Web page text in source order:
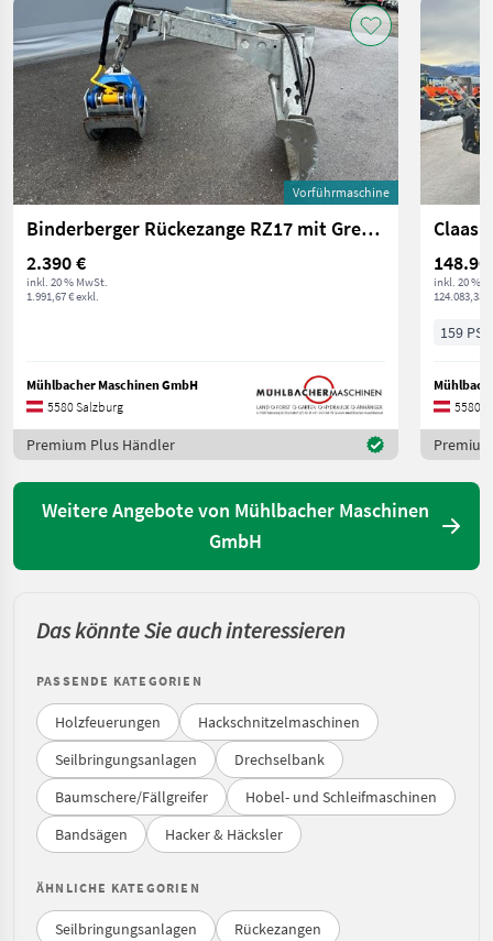
Vorführmaschine
Binderberger Rückezange RZ17 mit Greifer GZ15, Vorführer
2.390 €
inkl. 20 % MwSt.
1.991,67 € exkl.
Mühlbacher Maschinen GmbH
5580 Salzburg
Premium Plus Händler
inkl. 20 %
124.083,33
159
5580
Weitere Angebote von Mühlbacher Maschinen
GmbH
Das könnte Sie auch interessieren
PASSENDE KATEGORIEN
Holzfeuerungen
Hackschnitzelmaschinen
Seilbringungsanlagen
Drechselbank
Baumschere/Fällgreifer
Hobel- und Schleifmaschinen
Bandsägen
Hacker & Häcksler
ÄHNLICHE KATEGORIEN
Seilbringungsanlagen
Rückezangen